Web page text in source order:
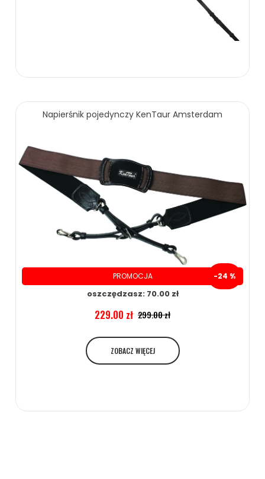
Napierśnik pojedynczy KenTaur Amsterdam
PROMOCJA -24 %
oszczędzasz: 70.00 zł
229.00 zł 299.00 zł
ZOBACZ WIĘCEJ